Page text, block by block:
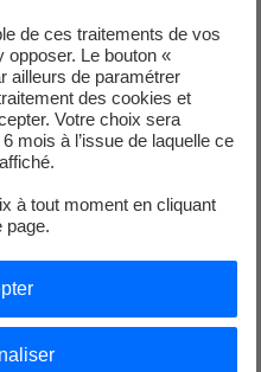
le référentiel
des matériels et
en réponse à l’accident
d’ultime secours, la
d’évacuation de la
d’une unité 900MWe,
et requiert la
en arrêt normal refroidi
d’autonomie
de ces traitements de vos
opposer. Le bouton «
ailleurs de paramétrer
des cookies et
Votre choix sera
mois à l’issue de laquelle ce
à tout moment en cliquant
page.